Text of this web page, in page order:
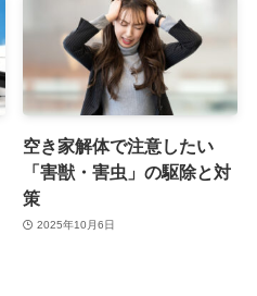
空き家解体で注意したい
「害獣・害虫」の駆除と対
策
2025年10月6日